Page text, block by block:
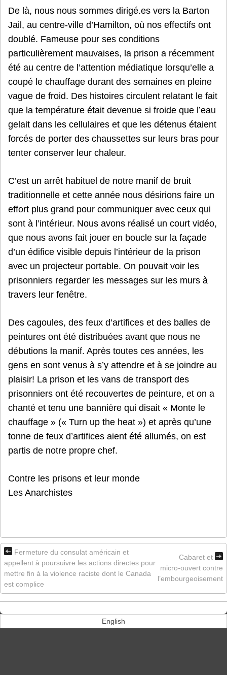
De là, nous nous sommes dirigé.es vers la Barton
Jail, au centre-ville d’Hamilton, où nos effectifs ont
doublé. Fameuse pour ses conditions
particulièrement mauvaises, la prison a récemment
été au centre de l’attention médiatique lorsqu’elle a
coupé le chauffage durant des semaines en pleine
vague de froid. Des histoires circulent relatant le fait
que la température était devenue si froide que l’eau
gelait dans les cellulaires et que les détenus étaient
forcés de porter des chaussettes sur leurs bras pour
tenter conserver leur chaleur.
C’est un arrêt habituel de notre manif de bruit
traditionnelle et cette année nous désirions faire un
effort plus grand pour communiquer avec ceux qui
sont à l’intérieur. Nous avons réalisé un court vidéo,
que nous avons fait jouer en boucle sur la façade
d’un édifice visible depuis l’intérieur de la prison
avec un projecteur portable. On pouvait voir les
prisonniers regarder les messages sur les murs à
travers leur fenêtre.
Des cagoules, des feux d’artifices et des balles de
peintures ont été distribuées avant que nous ne
débutions la manif. Après toutes ces années, les
gens en sont venus à s’y attendre et à se joindre au
plaisir! La prison et les vans de transport des
prisonniers ont été recouvertes de peinture, et on a
chanté et tenu une bannière qui disait « Monte le
chauffage » (« Turn up the heat ») et après qu’une
tonne de feux d’artifices aient été allumés, on est
partis de notre propre chef.
Contre les prisons et leur monde
Les Anarchistes
Fermeture du consulat américain et
appellent à poursuivre les actions directes pour
mettre fin à la violence raciste dont le Canada
est complice
Cabaret et
micro-ouvert contre
l’embourgeoisement
English